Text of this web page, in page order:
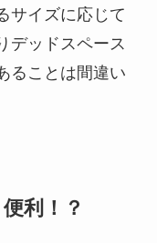
サイズに応じて
デッドスペース
ることは間違い
利！？